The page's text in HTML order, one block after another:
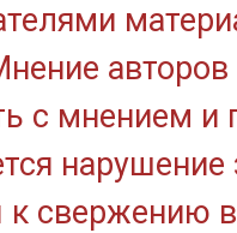
с мнением и
свержению